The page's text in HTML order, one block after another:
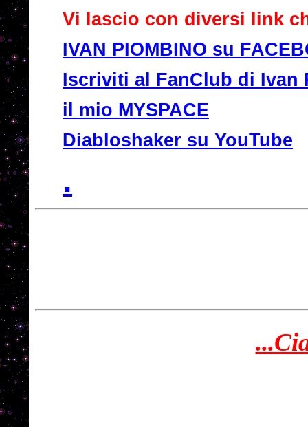
Vi lascio con diversi link
IVAN PIOMBINO su
Iscriviti al FanClub di Ivan
il mio MYSPACE
Diabloshaker su YouTube
.